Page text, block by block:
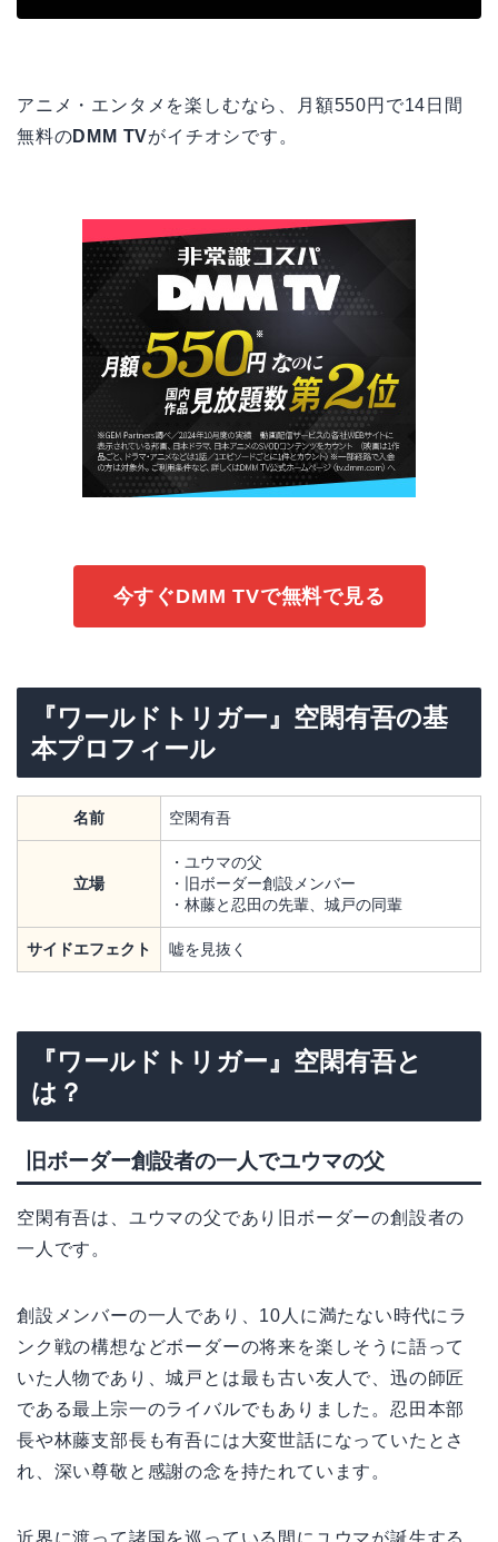
アニメ・エンタメを楽しむなら、月額550円で14日間
無料のDMM TVがイチオシです。
今すぐDMM TVで無料で見る
『ワールドトリガー』空閑有吾の基
本プロフィール
名前 空閑有吾
立場
・ユウマの父
・旧ボーダー創設メンバー
・林藤と忍田の先輩、城戸の同輩
サイドエフェクト 嘘を見抜く
『ワールドトリガー』空閑有吾と
は？
旧ボーダー創設者の一人でユウマの父
空閑有吾は、ユウマの父であり旧ボーダーの創設者の
一人です。
創設メンバーの一人であり、10人に満たない時代にラ
ンク戦の構想などボーダーの将来を楽しそうに語って
いた人物であり、城戸とは最も古い友人で、迅の師匠
である最上宗一のライバルでもありました。忍田本部
長や林藤支部長も有吾には大変世話になっていたとさ
れ、深い尊敬と感謝の念を持たれています。